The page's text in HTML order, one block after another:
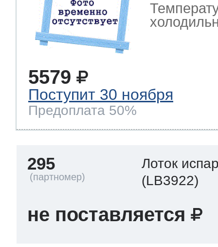
5579
Поступит 30 ноября
Предоплата 50%
295
Лоток
(LB3922)
не поставляется